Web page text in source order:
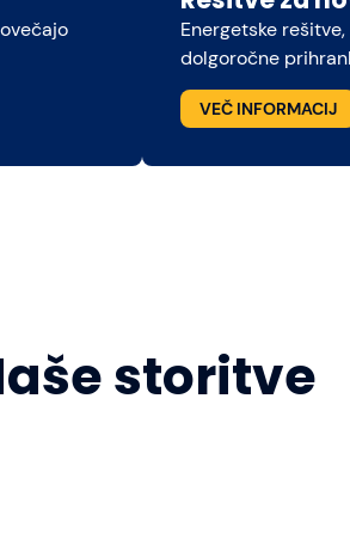
Energetske
dolgoročne
VEČ INFORMACIJ
storitve